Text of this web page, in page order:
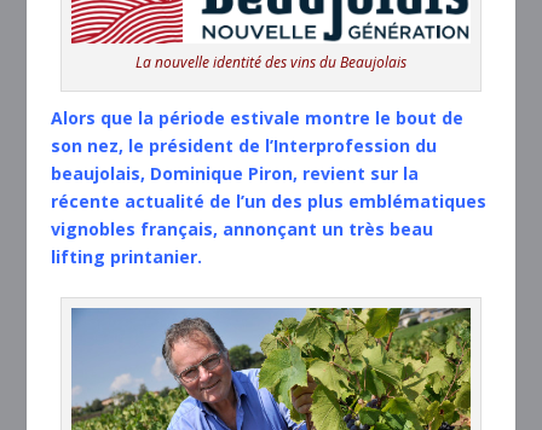
La nouvelle identité des vins du Beaujolais
Alors que la période estivale montre le bout de
son nez, le président de l’Interprofession du
beaujolais, Dominique Piron, revient sur la
récente actualité de l’un des plus emblématiques
vignobles français, annonçant un très beau
lifting printanier.